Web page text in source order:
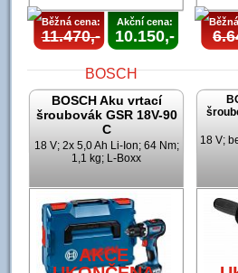
AKCE
UKONČENA
Běžná cena:
11.470,-
Akční cena:
10.150,-
BOSCH Aku vrtací
šroubovák GSR 18V-90
C
18 V; 2x 5,0 Ah Li-Ion; 64 Nm;
1,1 kg; L-Boxx
AKCE
18 V;